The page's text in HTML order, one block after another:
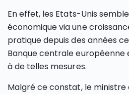
En effet, les Etats-Unis
économique via une
pratique depuis des années
Banque centrale européenne
à de telles mesures.
Malgré ce constat, le ministre